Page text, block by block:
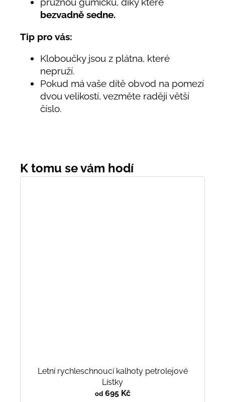
bezvadně sedne.
Tip pro vás:
Kloboučky jsou z plátna, které
nepruží.
Pokud má vaše dítě obvod na pomezí
dvou velikostí, vezměte raději větší
číslo.
Letní rychleschnoucí kalhoty petrolejové
Lístky
od695 Kč